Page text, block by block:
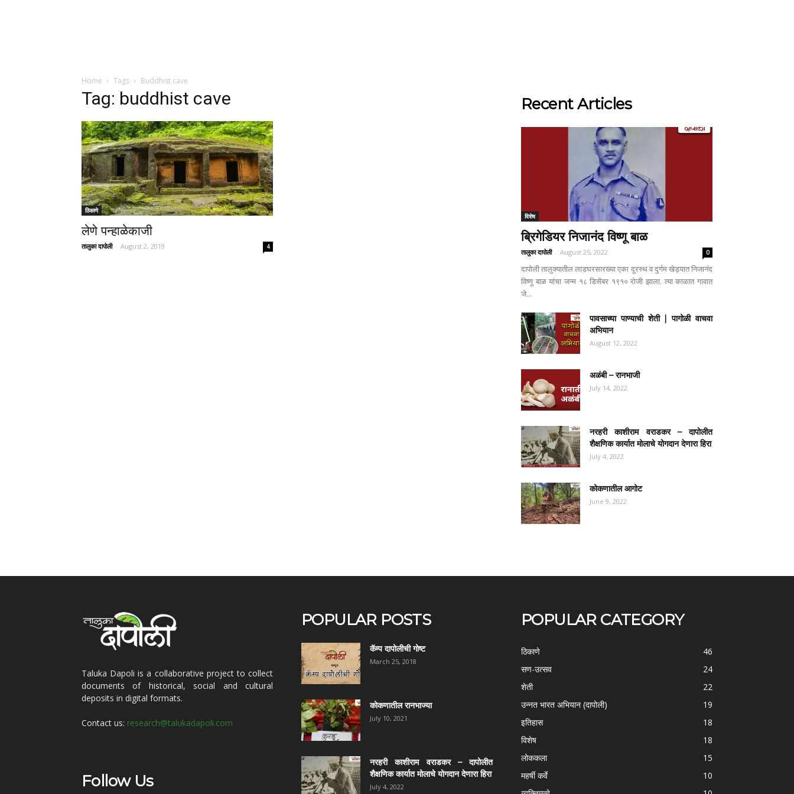
Home Tags Buddhist cave
Tag: buddhist cave
ठिकाणे
लेणे पन्हाळेकाजी
तालुका दापोली - August 2, 2019 4
Recent Articles
विशेष
ब्रिगेडियर निजानंद विष्णू बाळ
तालुका दापोली - August 25, 2022 0
दापोली तालुक्यातील लाडघरसारख्या एका दूरस्थ व दुर्गम खेड्यात निजानंद
विष्णू बाळ यांचा जन्म १८ डिसेंबर १९१० रोजी झाला. त्या काळात गावात
जे...
पावसाच्या पाण्याची शेती | पागोळी वाचवा
अभियान
August 12, 2022
अळंबी – रानभाजी
July 14, 2022
नरहरी काशीराम वराडकर – दापोलीत
शैक्षणिक कार्यात मोलाचे योगदान देणारा हिरा
July 4, 2022
कोकणातील आगोट
June 9, 2022
Taluka Dapoli is a collaborative project to collect
documents of historical, social and cultural
deposits in digital formats.
Contact us: research@talukadapoli.com
Follow Us
POPULAR POSTS
कॅम्प दापोलीची गोष्ट
March 25, 2018
कोकणातील रानभाज्या
July 10, 2021
नरहरी काशीराम वराडकर – दापोलीत
शैक्षणिक कार्यात मोलाचे योगदान देणारा हिरा
July 4, 2022
POPULAR CATEGORY
ठिकाणे
46
सण-उत्सव
24
शेती
22
उन्नत भारत अभियान (दापोली)
19
इतिहास
18
विशेष
18
लोककला
15
महर्षी कर्वे
10